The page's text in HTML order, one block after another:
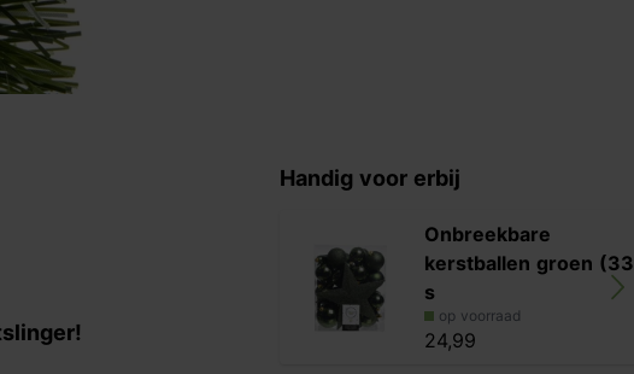
Handig voor erbij
Onbreekbare
kerstballen groen (33
s
op voorraad
24,99